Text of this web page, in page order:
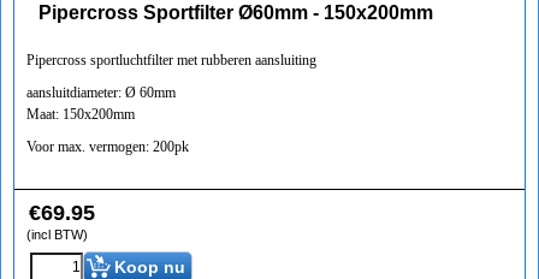
Pipercross Sportfilter Ø60mm - 150x200mm
Pipercross sportluchtfilter met rubberen aansluiting
aansluitdiameter: Ø 60mm
Maat: 150x200mm
Voor max. vermogen: 200pk
€69.95
(incl BTW)
Koop nu